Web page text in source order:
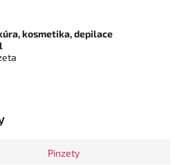
kosmetika, depilace
Pinzety